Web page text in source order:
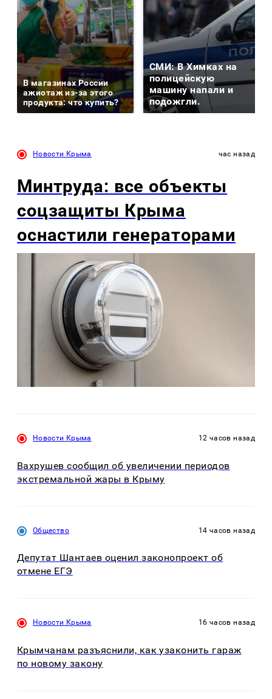
В магазинах России
ажиотаж из-за этого
продукта: что купить?
СМИ: В Химках на
полицейскую
машину напали и
подожгли.
Новости Крыма час назад
Минтруда: все объекты
соцзащиты Крыма
оснастили генераторами
Новости Крыма 12 часов назад
Вахрушев сообщил об увеличении периодов
экстремальной жары в Крыму
Общество 14 часов назад
Депутат Шантаев оценил законопроект об
отмене ЕГЭ
Новости Крыма 16 часов назад
Крымчанам разъяснили, как узаконить гараж
по новому закону